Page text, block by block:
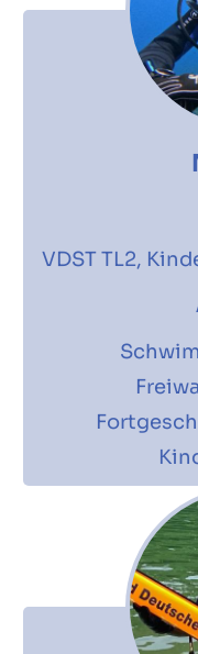
VDST TL2,